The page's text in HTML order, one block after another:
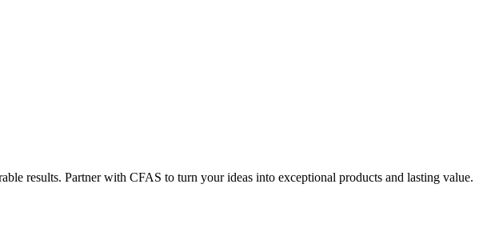
results. Partner with CFAS to turn your ideas into exceptional products and lasting value.